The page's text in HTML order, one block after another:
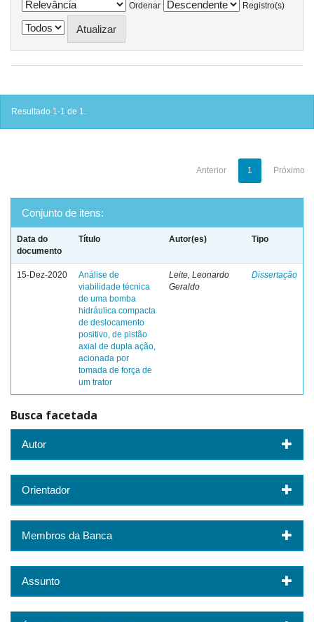
Ordenar
Registro(s)
Resultado 1-1 de 1.
Anterior 1 Próximo
Conjunto de itens:
Data do
documento
Título Autor(es) Tipo
15-Dez-2020
Análise de
viabilidade técnica
de uma bomba
hidráulica compacta
de deslocamento
positivo, de pistão
axial de dupla ação,
acionada por
tomada de força de
um trator
Leite, Leonardo
Geraldo
Dissertação
Busca facetada
Autor
Orientador
Membros da Banca
Assunto